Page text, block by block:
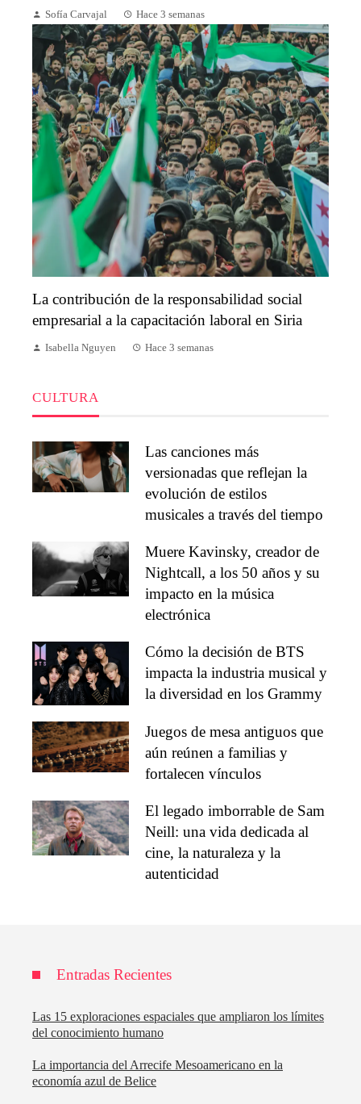
Sofía Carvajal Hace 3 semanas
La contribución de la responsabilidad social
empresarial a la capacitación laboral en Siria
Isabella Nguyen Hace 3 semanas
CULTURA
Las canciones más
versionadas que reflejan la
evolución de estilos
musicales a través del tiempo
Muere Kavinsky, creador de
Nightcall, a los 50 años y su
impacto en la música
electrónica
Cómo la decisión de BTS
impacta la industria musical y
la diversidad en los Grammy
Juegos de mesa antiguos que
aún reúnen a familias y
fortalecen vínculos
El legado imborrable de Sam
Neill: una vida dedicada al
cine, la naturaleza y la
autenticidad
Entradas Recientes
Las 15 exploraciones espaciales que ampliaron los límites
del conocimiento humano
La importancia del Arrecife Mesoamericano en la
economía azul de Belice